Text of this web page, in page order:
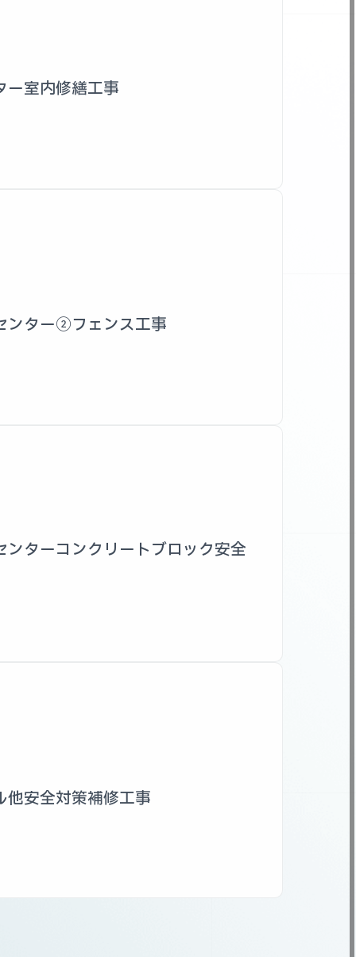
ー室内修繕工事
ンター②フェンス工事
ンターコンクリートブロック安全
他安全対策補修工事